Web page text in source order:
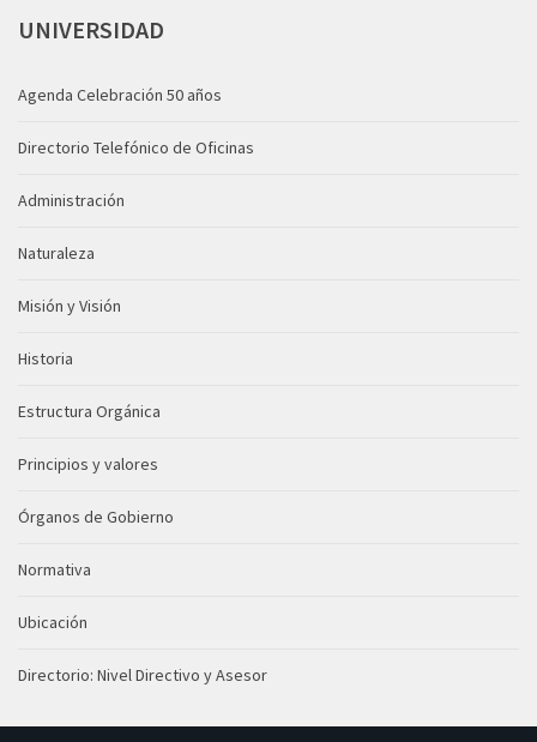
UNIVERSIDAD
Agenda Celebración 50 años
Directorio Telefónico de Oficinas
Administración
Naturaleza
Misión y Visión
Historia
Estructura Orgánica
Principios y valores
Órganos de Gobierno
Normativa
Ubicación
Directorio: Nivel Directivo y Asesor